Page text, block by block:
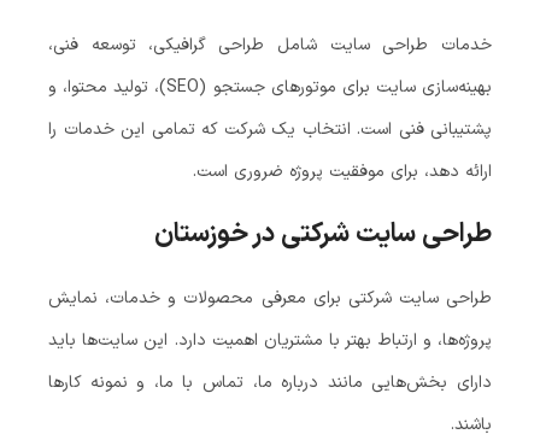
خدمات طراحی سایت شامل طراحی گرافیکی، توسعه فنی،
بهینه‌سازی سایت برای موتورهای جستجو (SEO)، تولید محتوا، و
پشتیبانی فنی است. انتخاب یک شرکت که تمامی این خدمات را
ارائه دهد، برای موفقیت پروژه ضروری است.
طراحی سایت شرکتی در خوزستان
طراحی سایت شرکتی برای معرفی محصولات و خدمات، نمایش
پروژه‌ها، و ارتباط بهتر با مشتریان اهمیت دارد. این سایت‌ها باید
دارای بخش‌هایی مانند درباره ما، تماس با ما، و نمونه کارها
باشند.